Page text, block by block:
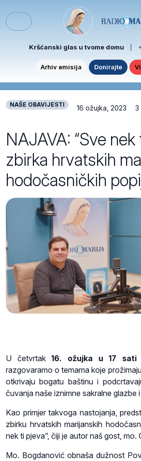
Menu
Kršćanski glas u tvome domu
Arhiv emisija Donirajte
NAŠE OBAVIJESTI 16 ožujka, 2023 3
NAJAVA: “Sve nek
zbirka hrvatskih
hodočasničkih
U četvrtak16. ožujka u 17 sati
razgovaramo o temama koje
otkrivaju bogatu baštinu i
čuvanja naše iznimne sakralne glazbe
Kao primjer takvoga nastojanja,
zbirku hrvatskih marijanskih
nek ti pjeva”, čiji je autor naš gost,
Mo. Bogdanović obnaša dužnost